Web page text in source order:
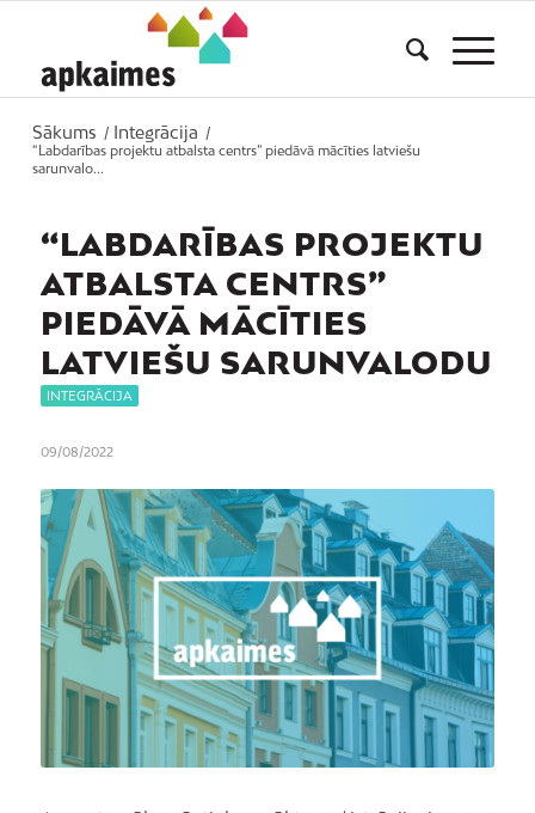
Sākums / Integrācija
/
“Labdarības projektu atbalsta centrs” piedāvā mācīties latviešu
sarunvalo...
“LABDARĪBAS PROJEKTU
ATBALSTA CENTRS”
PIEDĀVĀ MĀCĪTIES
LATVIEŠU SARUNVALODU
INTEGRĀCIJA
09/08/2022